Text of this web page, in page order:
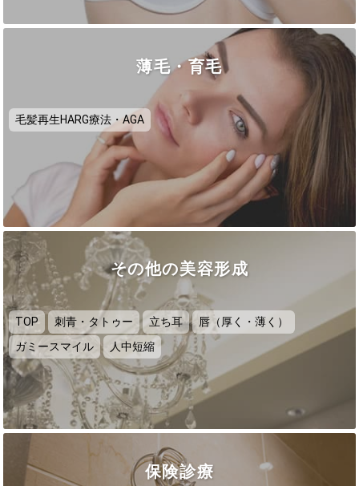
薄毛・育毛
毛髪再生HARG療法・AGA
その他の美容形成
TOP 刺青・タトゥー 立ち耳
唇（厚く・薄く）
ガミースマイル
人中短縮
保険診療